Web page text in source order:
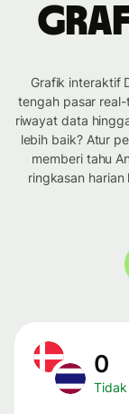
Grafik interaktif
tengah pasar
riwayat data
lebih baik? Atur
memberi tahu
ringkasan
0